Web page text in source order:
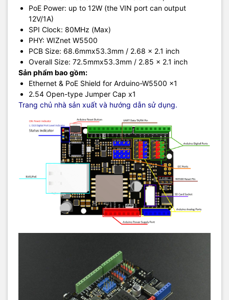
PoE Power: up to 12W (the VIN port can output
12V/1A)
SPI Clock: 80MHz (Max)
PHY: WIZnet W5500
PCB Size: 68.6mmx53.3mm / 2.68 x 2.1 inch
Overall Size: 72.5mmx53.3mm / 2.85 x 2.1 inch
Sản phẩm bao gồm:
Ethernet & PoE Shield for Arduino-W5500 x1
2.54 Open-type Jumper Cap x1
Trang chủ nhà sản xuất và hướng dẫn sử dụng.